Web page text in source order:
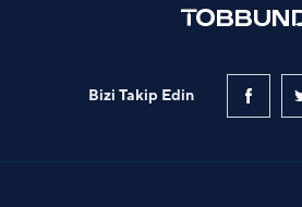
Bizi Takip Edin